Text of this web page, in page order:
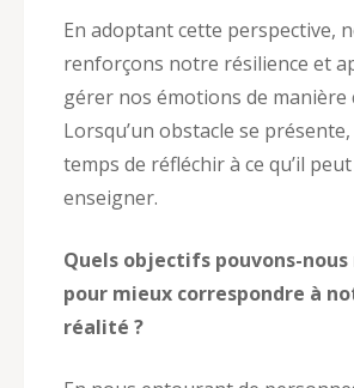
En adoptant cette perspective,
renforçons notre résilience et
gérer nos émotions de manière
Lorsqu’un obstacle se
temps de réfléchir à ce qu’il
enseigner.
Quels objectifs pouvons-
pour mieux correspondre à
réalité ?